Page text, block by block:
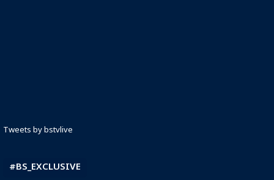
Tweets by bstvlive
#BS_EXCLUSIVE